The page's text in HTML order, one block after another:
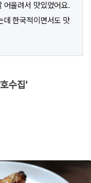
어울려서 맛있었어요.
데 한국적이면서도 맛
수집'